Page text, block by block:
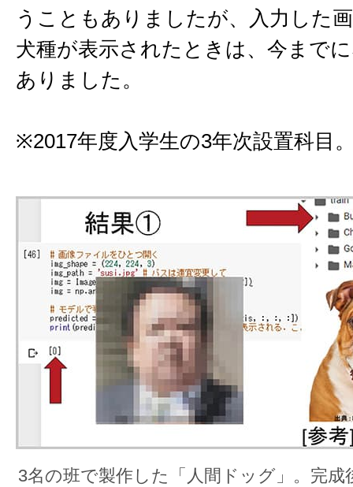
うこともありましたが、入力した
犬種が表示されたときは、今まで
ありました。
※2017年度入学生の3年次設置科目
3名の班で製作した「人間ドッグ」。完成